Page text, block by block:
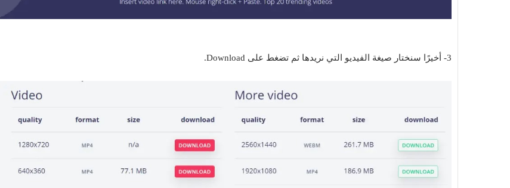
3- أخيرًا سنختار صيغة الفيديو التي نريدها ثم تضغط على Download.